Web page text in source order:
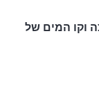
וקו המים של